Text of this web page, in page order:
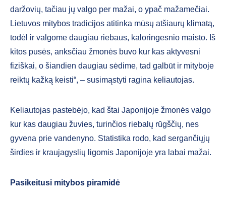
daržovių, tačiau jų valgo per mažai, o ypač mažamečiai.
Lietuvos mitybos tradicijos atitinka mūsų atšiaurų klimatą,
todėl ir valgome daugiau riebaus, kaloringesnio maisto. Iš
kitos pusės, anksčiau žmonės buvo kur kas aktyvesni
fiziškai, o šiandien daugiau sėdime, tad galbūt ir mityboje
reiktų kažką keisti“, – susimąstyti ragina keliautojas.
Keliautojas pastebėjo, kad štai Japonijoje žmonės valgo
kur kas daugiau žuvies, turinčios riebalų rūgščių, nes
gyvena prie vandenyno. Statistika rodo, kad sergančiųjų
širdies ir kraujagyslių ligomis Japonijoje yra labai mažai.
Pasikeitusi mitybos piramidė